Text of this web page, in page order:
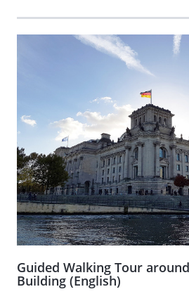
Guided Walking Tour
Building (English)